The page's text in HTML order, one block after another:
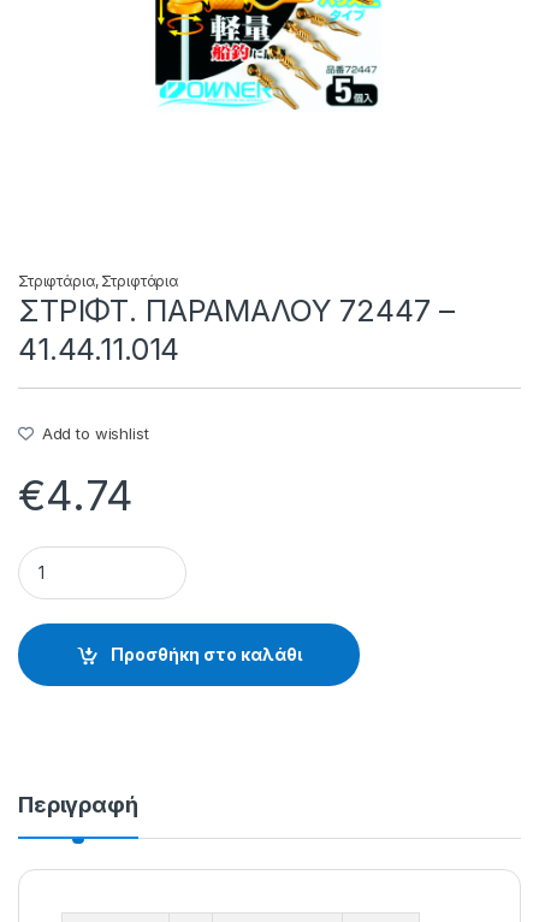
Στριφτάρια, Στριφτάρια
ΣΤΡΙΦΤ. ΠΑΡΑΜΑΛΟΥ 72447 –
41.44.11.014
Add to wishlist
€4.74
ΣΤΡΙΦΤ. ΠΑΡΑΜΑΛΟΥ 72447 - 41.44.11.014 quantity
Προσθήκη στο καλάθι
Περιγραφή